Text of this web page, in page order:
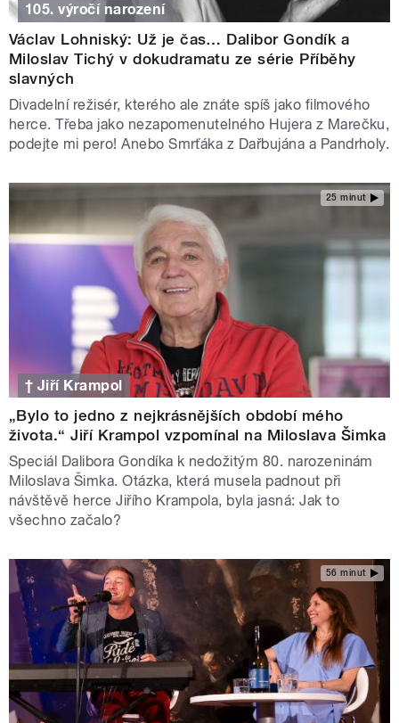
105. výročí narození
Václav Lohniský: Už je čas… Dalibor Gondík a
Miloslav Tichý v dokudramatu ze série Příběhy
slavných
Divadelní režisér, kterého ale znáte spíš jako filmového
herce. Třeba jako nezapomenutelného Hujera z Marečku,
podejte mi pero! Anebo Smrťáka z Dařbujána a Pandrholy.
25 minut
† Jiří Krampol
„Bylo to jedno z nejkrásnějších období mého
života.“ Jiří Krampol vzpomínal na Miloslava Šimka
Speciál Dalibora Gondíka k nedožitým 80. narozeninám
Miloslava Šimka. Otázka, která musela padnout při
návštěvě herce Jiřího Krampola, byla jasná: Jak to
všechno začalo?
56 minut